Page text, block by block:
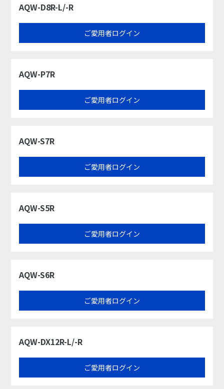
AQW-D8R-L/-R
ご愛用者ログイン
AQW-P7R
ご愛用者ログイン
AQW-S7R
ご愛用者ログイン
AQW-S5R
ご愛用者ログイン
AQW-S6R
ご愛用者ログイン
AQW-DX12R-L/-R
ご愛用者ログイン